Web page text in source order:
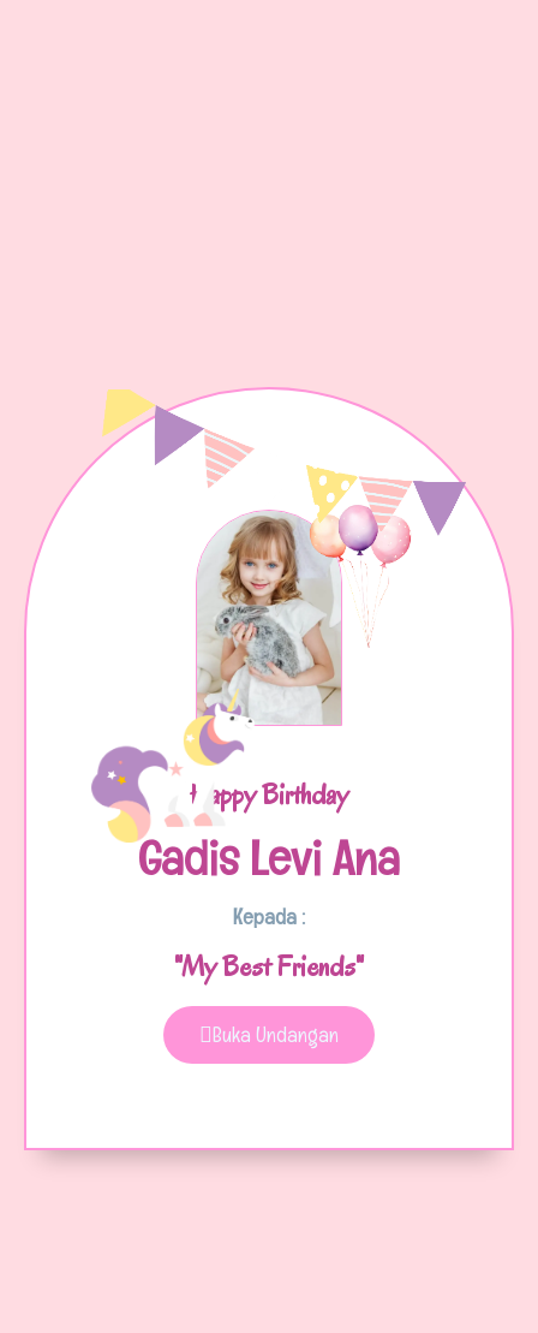
Happy Birthday
Gadis Levi Ana
Kepada :
"My Best Friends"
Buka Undangan